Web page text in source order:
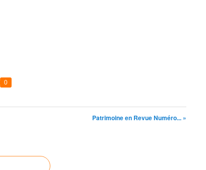
0
Patrimoine en Revue Numéro... »